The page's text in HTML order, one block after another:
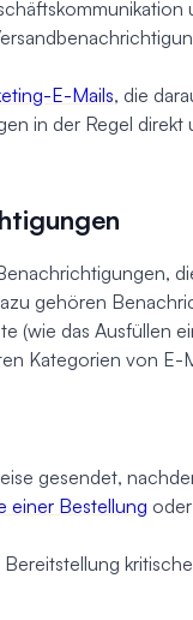
E-Mails, die
in der Regel
gehören
(wie das Ausfüllen
Kategorien von
gesendet,
einer Bestellung